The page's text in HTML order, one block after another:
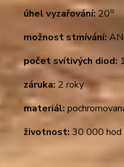
úhel vyzařování:20o
možnost stmívání:
počet svítivých diod:
záruka: 2 roky
materiál:
životnost: 30 000 hod